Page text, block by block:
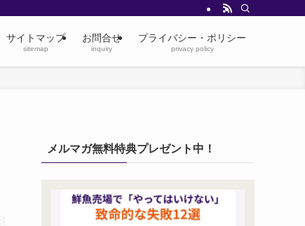
サイトマップ
sitemap
お問合せ
inquiry
プライバシー・ポリシー
privacy policy
メルマガ無料特典プレゼント中！